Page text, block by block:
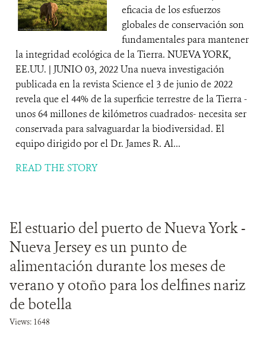
eficacia de los esfuerzos
globales de conservación son
fundamentales para mantener
la integridad ecológica de la Tierra. NUEVA YORK,
EE.UU. | JUNIO 03, 2022 Una nueva investigación
publicada en la revista Science el 3 de junio de 2022
revela que el 44% de la superficie terrestre de la Tierra -
unos 64 millones de kilómetros cuadrados- necesita ser
conservada para salvaguardar la biodiversidad. El
equipo dirigido por el Dr. James R. Al...
READ THE STORY
El estuario del puerto de Nueva York -
Nueva Jersey es un punto de
alimentación durante los meses de
verano y otoño para los delfines nariz
de botella
Views: 1648